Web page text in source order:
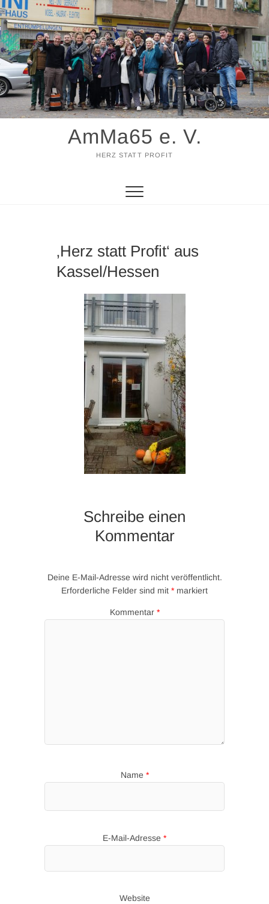
Zum
Inhalt
springen
AmMa65 e. V.
HERZ STATT PROFIT
‚Herz statt Profit‘ aus
Kassel/Hessen
Schreibe einen
Kommentar
Deine E-Mail-Adresse wird nicht veröffentlicht.
Erforderliche Felder sind mit * markiert
Kommentar *
Name *
E-Mail-Adresse *
Website